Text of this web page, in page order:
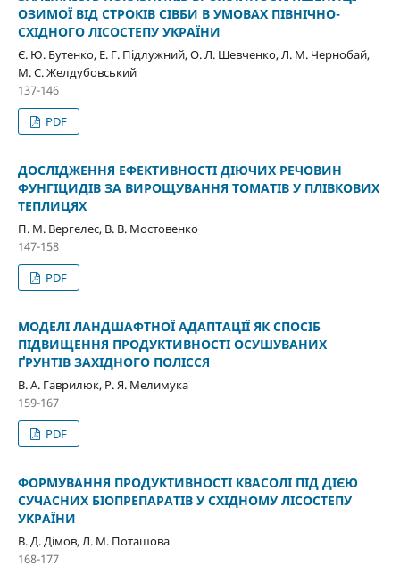
ОЗИМОЇ ВІД СТРОКІВ СІВБИ В УМОВАХ ПІВНІЧНО-
СХІДНОГО ЛІСОСТЕПУ УКРАЇНИ
Є. Ю. Бутенко, Е. Г. Підлужний, О. Л. Шевченко, Л. М. Чернобай,
М. С. Желдубовський
137-146
PDF
ДОСЛІДЖЕННЯ ЕФЕКТИВНОСТІ ДІЮЧИХ РЕЧОВИН
ФУНГІЦИДІВ ЗА ВИРОЩУВАННЯ ТОМАТІВ У ПЛІВКОВИХ
ТЕПЛИЦЯХ
П. М. Вергелес, В. В. Мостовенко
147-158
PDF
МОДЕЛІ ЛАНДШАФТНОЇ АДАПТАЦІЇ ЯК СПОСІБ
ПІДВИЩЕННЯ ПРОДУКТИВНОСТІ ОСУШУВАНИХ
ҐРУНТІВ ЗАХІДНОГО ПОЛІССЯ
В. А. Гаврилюк, Р. Я. Мелимука
159-167
PDF
ФОРМУВАННЯ ПРОДУКТИВНОСТІ КВАСОЛІ ПІД ДІЄЮ
СУЧАСНИХ БІОПРЕПАРАТІВ У СХІДНОМУ ЛІСОСТЕПУ
УКРАЇНИ
В. Д. Дімов, Л. М. Поташова
168-177